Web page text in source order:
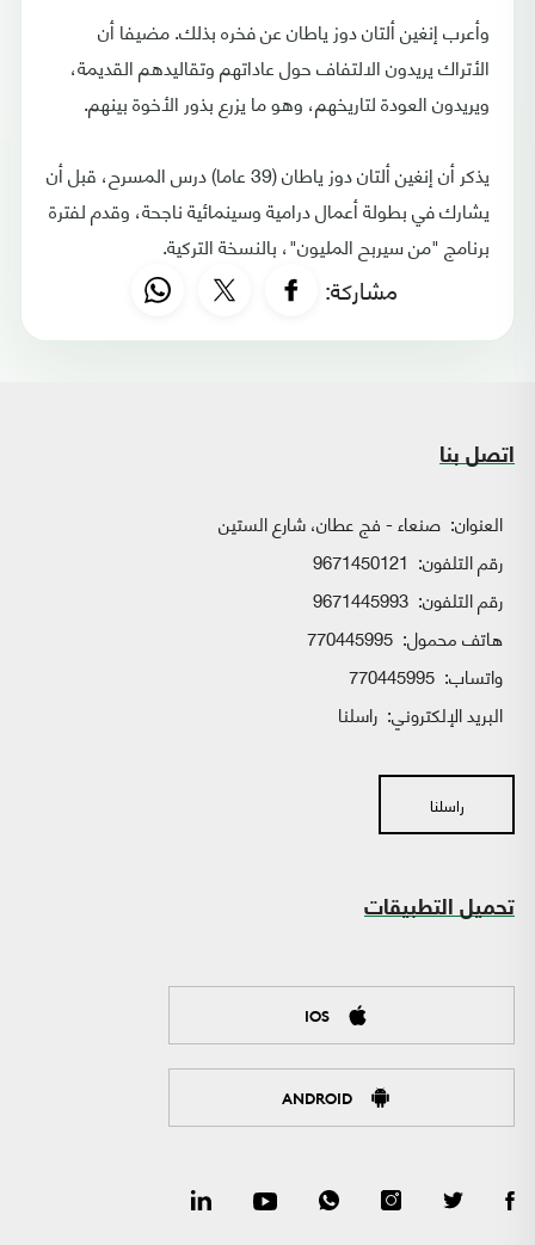
وأعرب إنغين ألتان دوز ياطان عن فخره بذلك. مضيفا أن
الأتراك يريدون الالتفاف حول عاداتهم وتقاليدهم القديمة،
ويريدون العودة لتاريخهم، وهو ما يزرع بذور الأخوة بينهم.
يذكر أن إنغين ألتان دوز ياطان (39 عاما) درس المسرح، قبل أن
يشارك في بطولة أعمال درامية وسينمائية ناجحة، وقدم لفترة
برنامج "من سيربح المليون"، بالنسخة التركية.
مشاركة:
اتصل بنا
العنوان: صنعاء - فج عطان، شارع الستين
رقم التلفون: 9671450121
رقم التلفون: 9671445993
هاتف محمول: 770445995
واتساب:
البريد الإلكتروني: راسلنا
راسلنا
تحميل التطبيقات
IOS
ANDROID